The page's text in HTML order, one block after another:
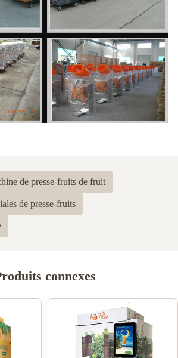
de presse-fruits de fruit
de presse-fruits
connexes